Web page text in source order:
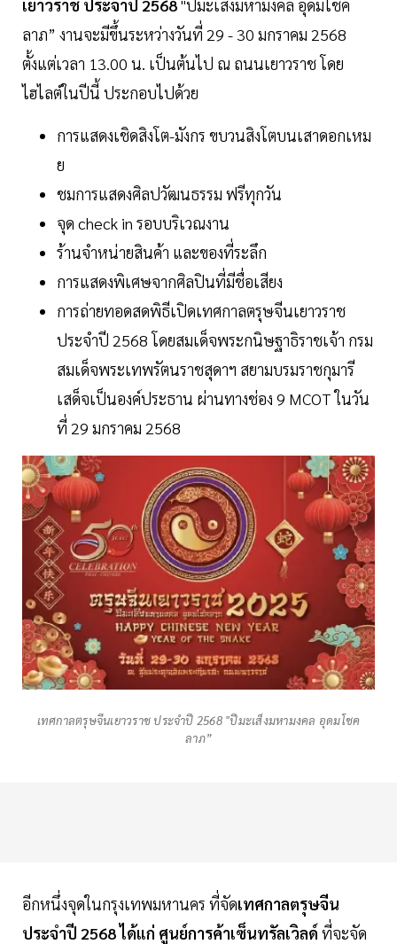
เยาวราช ประจำปี 2568"ปีมะเส็งมหามงคล อุดมโชค
ลาภ” งานจะมีขึ้นระหว่างวันที่ 29 - 30 มกราคม 2568
ตั้งแต่เวลา 13.00 น. เป็นต้นไป ณ ถนนเยาวราช โดย
ไฮไลต์ในปีนี้ ประกอบไปด้วย
การแสดงเชิดสิงโต-มังกร ขบวนสิงโตบนเสาดอกเหม
ย
ชมการแสดงศิลปวัฒนธรรม ฟรีทุกวัน
จุด check in รอบบริเวณงาน
ร้านจำหน่ายสินค้า และของที่ระลึก
การแสดงพิเศษจากศิลปินที่มีชื่อเสียง
การถ่ายทอดสดพิธีเปิดเทศกาลตรุษจีนเยาวราช
ประจำปี 2568 โดยสมเด็จพระกนิษฐาธิราชเจ้า กรม
สมเด็จพระเทพรัตนราชสุดาฯ สยามบรมราชกุมารี
เสด็จเป็นองค์ประธาน ผ่านทางช่อง 9 MCOT ในวัน
ที่ 29 มกราคม 2568
เทศกาลตรุษจีนเยาวราช ประจำปี 2568 "ปีมะเส็งมหามงคล อุดมโชค
ลาภ”
อีกหนึ่งจุดในกรุงเทพมหานคร ที่จัดเทศกาลตรุษจีน
ประจำปี 2568 ได้แก่ ศูนย์การค้าเซ็นทรัลเวิลด์ ที่จะจัด